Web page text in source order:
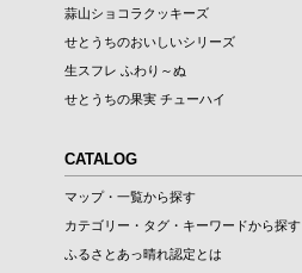
蒜山ショコラクッキーズ
せとうちのおいしいシリーズ
生スフレ ふわり～ぬ
せとうちの果実 チューハイ
CATALOG
マップ・一覧から探す
カテゴリー・タグ・キーワードから探す
ふるさとあっ晴れ認定とは